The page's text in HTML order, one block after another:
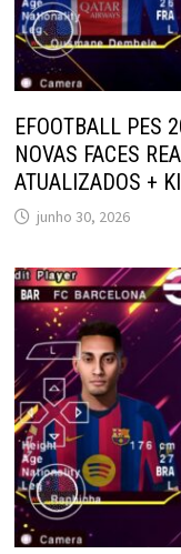
EFOOTBALL PES
NOVAS FACES
ATUALIZADOS +
junho 30, 2026